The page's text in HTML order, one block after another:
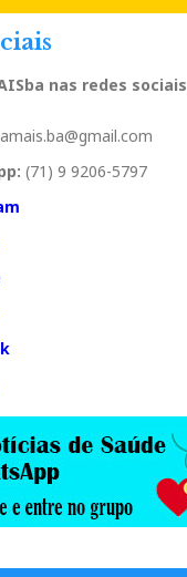
nas redes sociais
(71) 9 9206-5797